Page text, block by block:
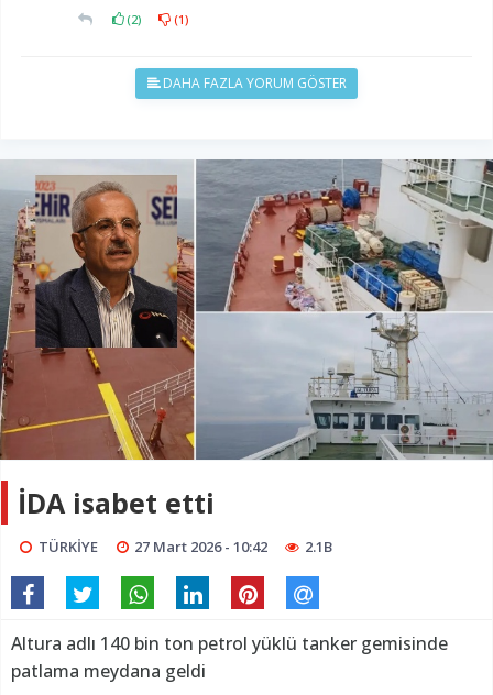
(2) (1)
DAHA FAZLA YORUM GÖSTER
İDA isabet etti
TÜRKİYE 27 Mart 2026 - 10:42 2.1B
Altura adlı 140 bin ton petrol yüklü tanker gemisinde
patlama meydana geldi